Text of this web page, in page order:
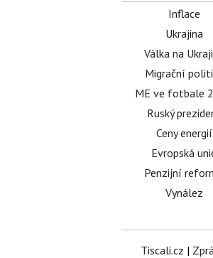
Inflace
Ukrajina
Válka na
Migrační
ME ve fotbale
Ruský
Ceny energií
Evropská
Penzijní
Vynález
Tiscali.cz |